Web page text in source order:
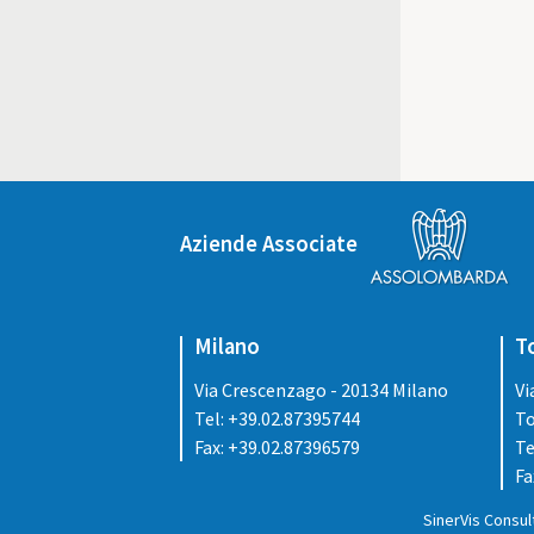
Aziende Associate
Milano
Via Crescenzago - 20134 Milano
Tel: +39.02.87395744
Fax: +39.02.87396579
SinerVis